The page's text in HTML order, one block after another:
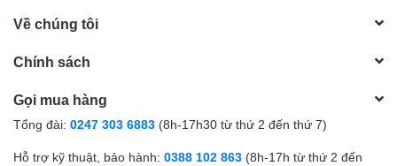
Về chúng tôi
Chính sách
Gọi mua hàng
Tổng đài: 0247 303 6883 (8h-17h30 từ thứ 2 đến thứ 7)
Hỗ trợ kỹ thuật, bảo hành: 0388 102 863 (8h-17h từ thứ 2 đến